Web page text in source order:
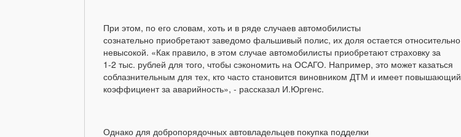
При этом, по его словам, хоть и в ряде случаев автомобилисты
сознательно приобретают заведомо фальшивый полис, их доля остается относительно
невысокой. «Как правило, в этом случае автомобилисты приобретают страховку за
1-2 тыс. рублей для того, чтобы сэкономить на ОСАГО. Например, это может казаться
соблазнительным для тех, кто часто становится виновником ДТМ и имеет повышающий
коэффициент за аварийность», - рассказал И.Юргенс.
Однако для добропорядочных автовладельцев покупка подделки